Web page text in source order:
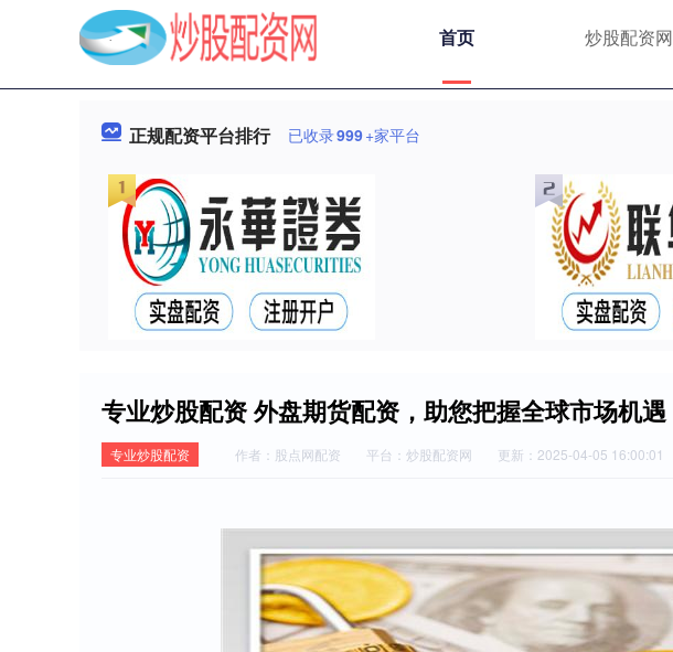
首页 炒股配资网
正规配资平台排行 已收录999+家平台
专业炒股配资 外盘期货配资，助您把握全球市场机遇
专业炒股配资 作者：股点网配资 平台：炒股配资网 更新：2025-04-05 16:00:01